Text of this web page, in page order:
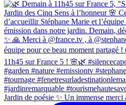
Jardin de poésie ✨ Un immense merci